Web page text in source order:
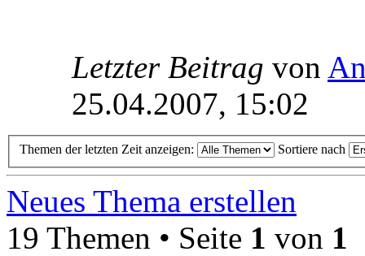
Letzter Beitrag von
25.04.2007, 15:02
Themen der letzten Zeit anzeigen: Sortiere nach
Neues Thema erstellen
19 Themen • Seite 1 von 1